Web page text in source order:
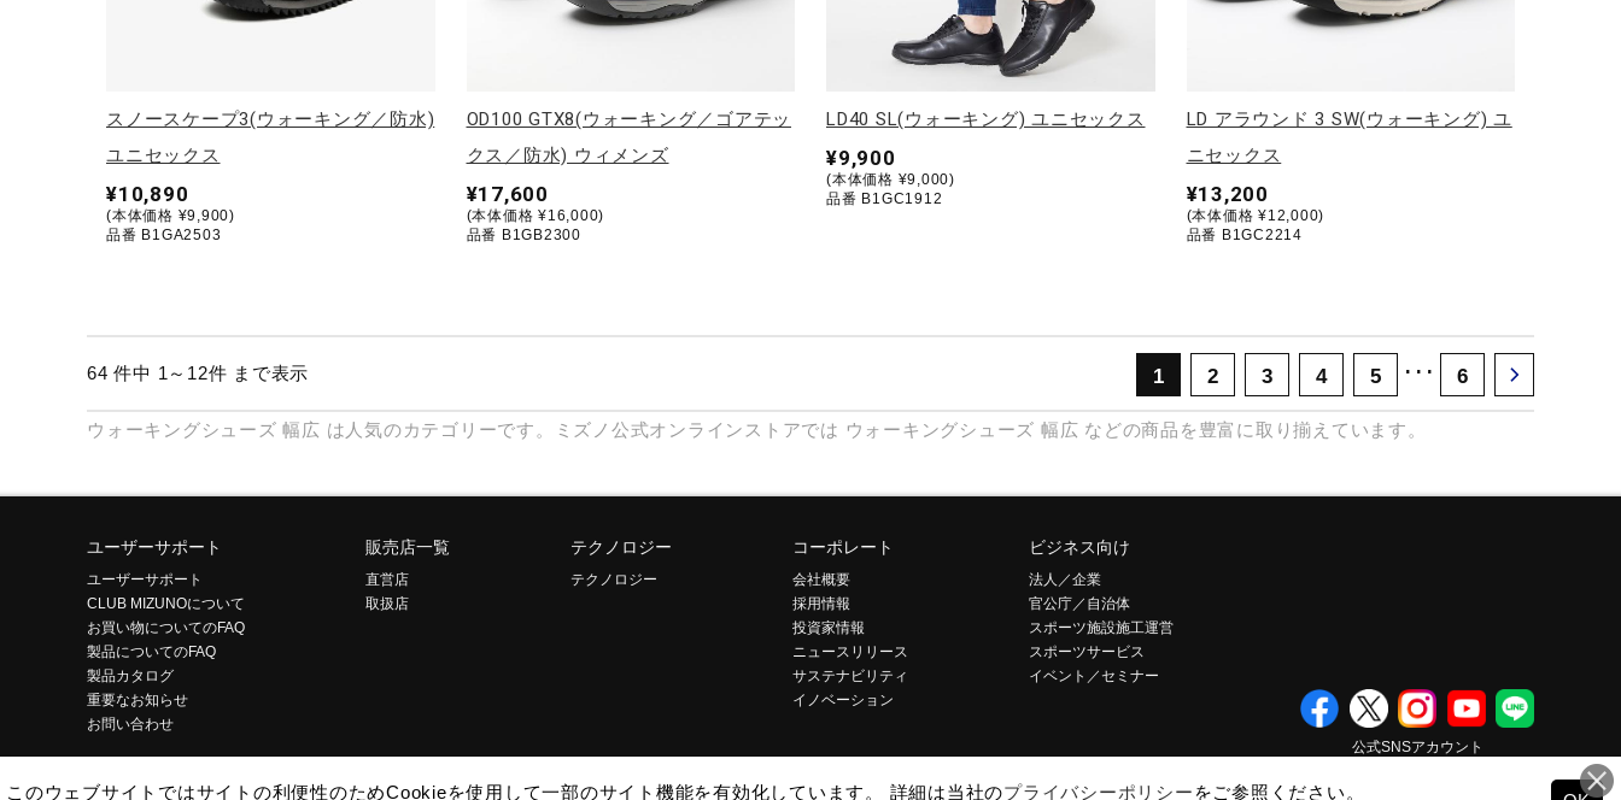
スノースケープ3(ウォーキング／防水)
ユニセックス
¥10,890
(本体価格 ¥9,900)
品番 B1GA2503
OD100 GTX8(ウォーキング／ゴアテッ
クス／防水) ウィメンズ
¥17,600
(本体価格 ¥16,000)
品番 B1GB2300
LD40 SL(ウォーキング) ユニセックス
¥9,900
(本体価格 ¥9,000)
品番 B1GC1912
LD アラウンド 3 SW(ウォーキング) ユ
ニセックス
¥13,200
(本体価格 ¥12,000)
品番 B1GC2214
64 件中 1～12件 まで表示 1 2 3 4 5 ･･･ 6
ウォーキングシューズ 幅広 は人気のカテゴリーです。ミズノ公式オンラインストアでは ウォーキングシューズ 幅広 などの商品を豊富に取り揃えています。
ユーザーサポート
ユーザーサポート
CLUB MIZUNOについて
お買い物についてのFAQ
製品についてのFAQ
製品カタログ
重要なお知らせ
お問い合わせ
販売店一覧
直営店
取扱店
テクノロジー
テクノロジー
コーポレート
会社概要
採用情報
投資家情報
ニュースリリース
サステナビリティ
イノベーション
ビジネス向け
法人／企業
官公庁／自治体
スポーツ施設施工運営
スポーツサービス
イベント／セミナー
公式SNSアカウント
このウェブサイトではサイトの利便性のためCookieを使用して一部のサイト機能を有効化しています。 詳細は当社のプライバシーポリシー をご参照ください。